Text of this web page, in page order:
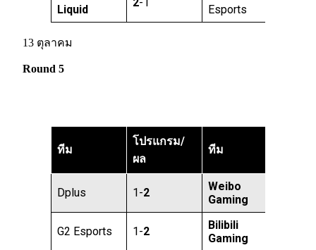
Liquid
Esports
13 ตุลาคม
Round 5
ทีม
โปรแกรม/
ผล
ทีม
Dplus 1-2
Weibo
Gaming
G2 Esports 1-2
Bilibili
Gaming